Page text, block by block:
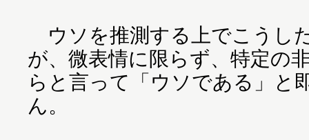
ウソを推測する上でこうし
が、微表情に限らず、特定の
らと言って「ウソである」と
ん。